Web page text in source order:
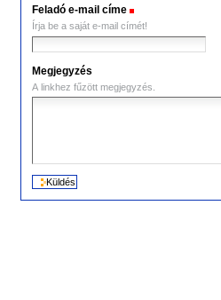
Feladó e-mail címe
Írja be a saját e-mail címét!
Megjegyzés
A linkhez fűzött megjegyzés.